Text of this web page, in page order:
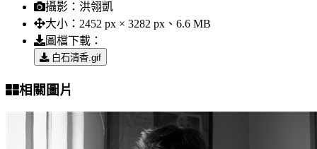
攝影： 洪翎凱
大小： 2452 px × 3282 px、6.6 MB
圖檔下載：
白石清香.gif
相關圖片